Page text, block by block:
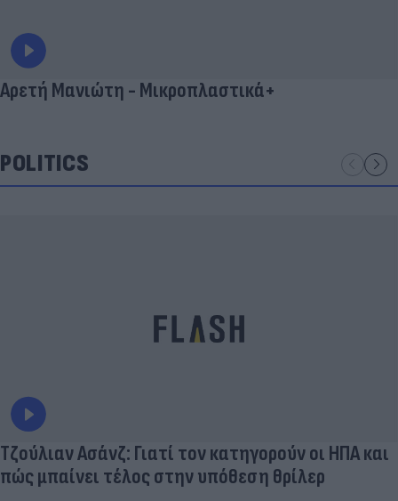
Αρετή Μανιώτη - Μικροπλαστικά+
POLITICS
Τζούλιαν Ασάνζ: Γιατί τον κατηγορούν οι ΗΠΑ και
πώς μπαίνει τέλος στην υπόθεση θρίλερ